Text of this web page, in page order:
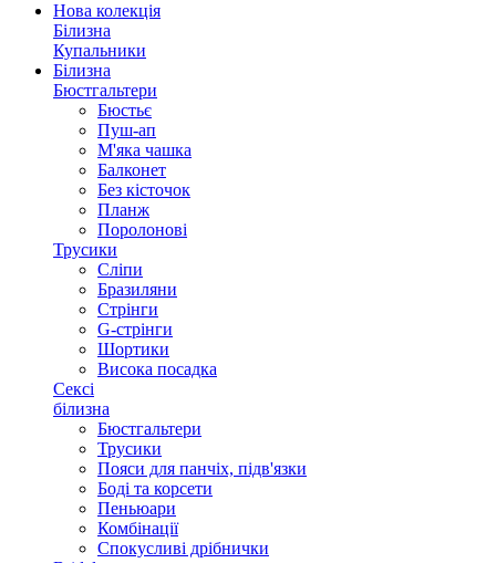
Нова колекція
Білизна
Купальники
Білизна
Бюстгальтери
Бюстьє
Пуш-ап
М'яка чашка
Балконет
Без кісточок
Планж
Поролонові
Трусики
Сліпи
Бразиляни
Стрінги
G-стрінги
Шортики
Висока посадка
Сексі
білизна
Бюстгальтери
Трусики
Пояси для панчіх, підв'язки
Боді та корсети
Пеньюари
Комбінації
Спокусливі дрібнички